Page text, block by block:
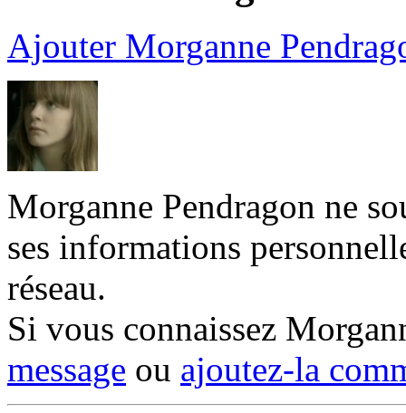
Ajouter Morganne
Morganne Pendragon ne
ses informations
réseau.
Si vous connaissez
message ou ajoutez-la